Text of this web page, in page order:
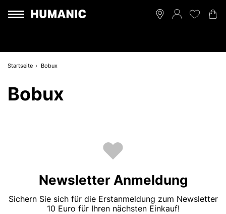
Startseite Bobux
Bobux
Newsletter Anmeldung
Sichern Sie sich für die Erstanmeldung zum Newsletter
10 Euro für Ihren nächsten Einkauf!